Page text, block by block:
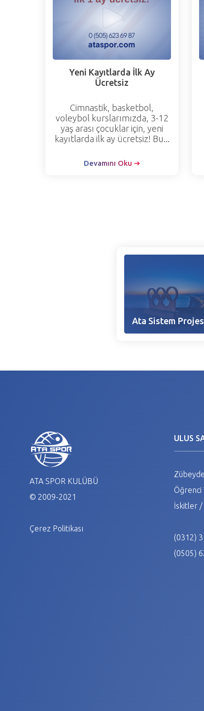
Yeni Kayıtlarda İlk Ay
Ücretsiz
Cimnastik, basketbol,
voleybol kurslarımızda, 3-12
yaş arası çocuklar için, yeni
kayıtlarda ilk ay ücretsiz! Bu...
Devamını Oku ➔
Ata Sistem
ATA SPOR KULÜBÜ
© 2009-2021
Çerez Politikası
ULUS
Öğrenci
İskitler /
(0312)
(0505)